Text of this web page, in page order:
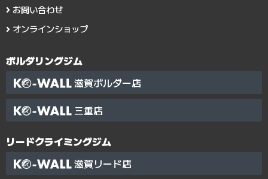
お問い合わせ
オンラインショップ
ボルダリングジム
滋賀ボルダー店
三重店
リードクライミングジム
滋賀リード店